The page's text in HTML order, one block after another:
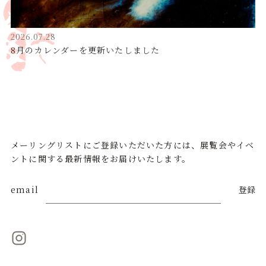
2026.07.28
8月のカレンダーを更新いたしました
メーリングリストにご登録いただいた方には、展覧会やイベ
ントに関する最新情報をお届けいたします。
email 登録